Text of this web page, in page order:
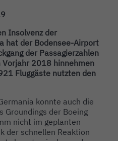
Insolvenz der
hat der Bodensee-Airport
der Passagierzahlen
Vorjahr 2018 hinnehmen
Fluggäste nutzten den
konnte auch die
Groundings der Boeing
nicht im geplanten
der schnellen Reaktion